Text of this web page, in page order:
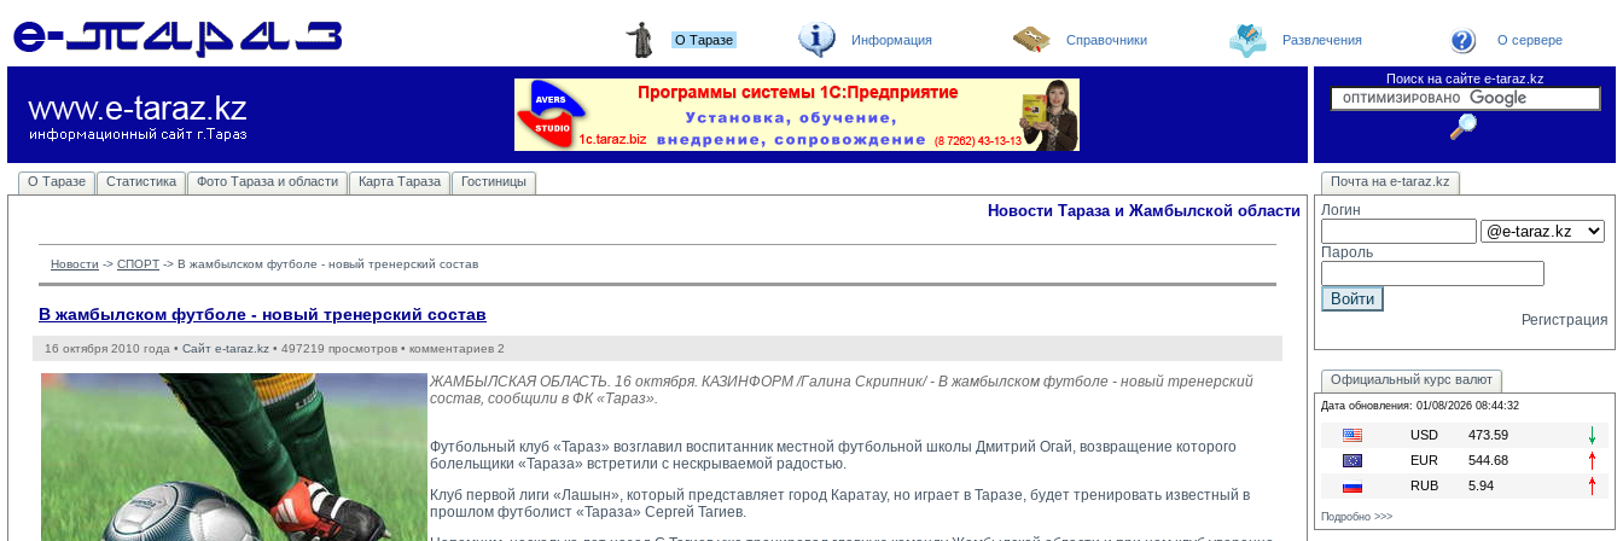
О Таразе Информация Справочники Развлечения О сервере
Поиск на сайте e-taraz.kz
О Таразе Статистика Фото Тараза и области Карта Тараза Гостиницы Новости Погода в Таразе
Телефоный справочник
Видеоконференция
Новости e-taraz
Новости Тараза и Жамбылской области
Новости -> СПОРТ -> В жамбылском футболе - новый тренерский состав
В жамбылском футболе - новый тренерский состав
16 октября 2010 года • Сайт e-taraz.kz • 497219 просмотров • комментариев 2
ЖАМБЫЛСКАЯ ОБЛАСТЬ. 16 октября. КАЗИНФОРМ /Галина Скрипник/ - В жамбылском футболе - новый тренерский
состав, сообщили в ФК «Тараз».
Футбольный клуб «Тараз» возглавил воспитанник местной футбольной школы Дмитрий Огай, возвращение которого
болельщики «Тараза» встретили с нескрываемой радостью.
Клуб первой лиги «Лашын», который представляет город Каратау, но играет в Таразе, будет тренировать известный в
прошлом футболист «Тараза» Сергей Тагиев.
Почта на e-taraz.kz
Логин
Пароль
Регистрация
Официальный курс валют
Дата обновления: 01/08/2026 08:44:32
USD
473.59
EUR
544.68
RUB
5.94
Подробно >>>